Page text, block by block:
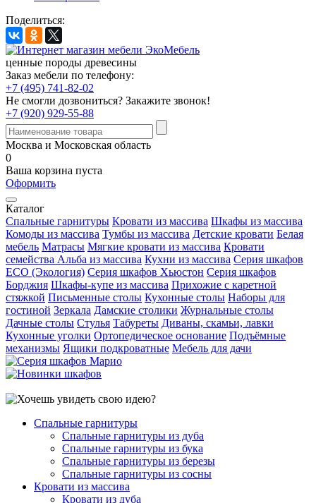
Поделиться:
ценные породы древесины
Заказ мебели по телефону:
+7 (495) 741-82-02
Не смогли дозвониться? Закажите звонок!
+7 (920) 929-55-88
Москва и Московская область
0
Ваша корзина пуста
Оформить
Каталог
Спальные гарнитуры Кровати из массива Шкафы из массива
Комоды из массива Тумбы из массива Детские кровати Белая
мебель Матрасы Мягкие кровати из массива Кровати
семейства Альба из массива Кухни из массива Серия шкафов
ECO (Экология) Серия шкафов Хьюстон Серия шкафов
Борджия Шкафы-купе из массива Прихожие с каретной
стяжкой Письменные столы Кухонные столы Наборы для
гостиной Зеркала Дамские столики Журнальные столы
Дачные столы Стулья Табуреты Диваны, скамьи, лавки
Кухонные уголки Ортопедическое основание Подъёмные
механизмы Ящики подкроватные Мебель для дачи
Спальные гарнитуры
Спальные гарнитуры из дуба
Спальные гарнитуры из бука
Спальные гарнитуры из березы
Спальные гарнитуры из сосны
Кровати из массива
Кровати из дуба